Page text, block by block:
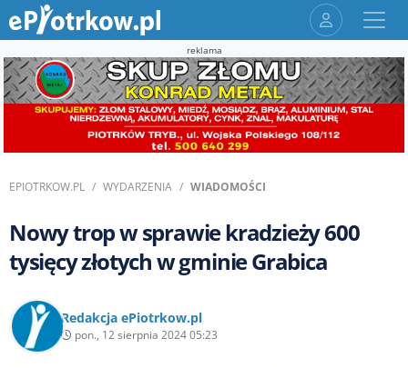
reklama
EPIOTRKOW.PL WYDARZENIA WIADOMOŚCI
Nowy trop w sprawie kradzieży 600
tysięcy złotych w gminie Grabica
Redakcja ePiotrkow.pl
pon., 12 sierpnia 2024 05:23